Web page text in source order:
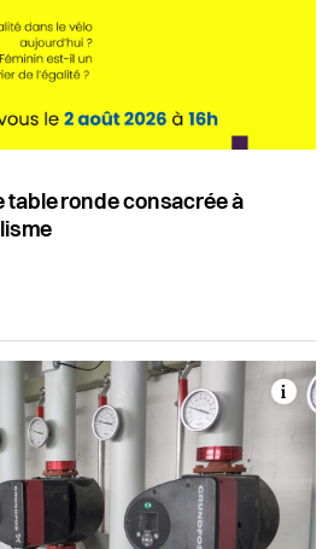
table ronde consacrée à